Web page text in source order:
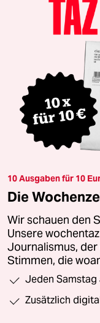
10 Ausgaben für 10
Die
Wir schauen den
Unsere
Journalismus,
Stimmen, die
Jeden Samstag
Zusätzlich